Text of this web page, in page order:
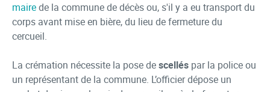
mairede la commune de décès ou, s'il y a eu transport du
corps avant mise en bière, du lieu de fermeture du
cercueil.
La crémation nécessite la pose descellés par la police ou
un représentant de la commune. L’officier dépose un